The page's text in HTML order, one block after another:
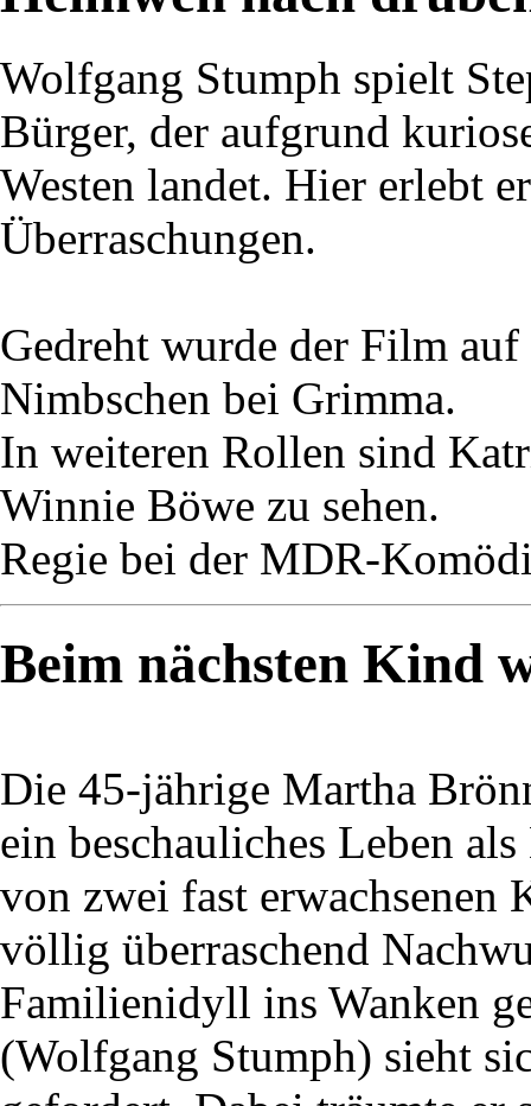
Wolfgang Stumph spielt
Bürger, der aufgrund
Westen landet. Hier erlebt
Überraschungen.
Gedreht wurde der Film
Nimbschen bei Grimma.
In weiteren Rollen sind
Winnie Böwe zu sehen.
Regie bei der MDR-
Beim nächsten Kind
Die 45-jährige Martha
ein beschauliches Leben
von zwei fast erwachsenen
völlig überraschend
Familienidyll ins Wanken
(Wolfgang Stumph) sieht